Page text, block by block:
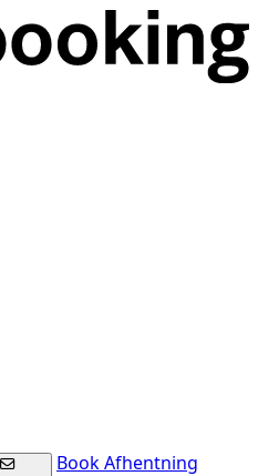
Book Afhentning